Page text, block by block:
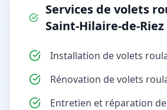
Services de volets
Saint-Hilaire-de-Riez
Installation de volets
Rénovation de volets
Entretien et réparation